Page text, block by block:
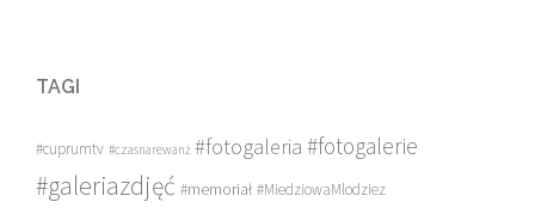
TAGI
#cuprumtv #czasnarewanż #fotogaleria #fotogalerie
#galeriazdjęć #memoriał #MiedziowaMlodziez